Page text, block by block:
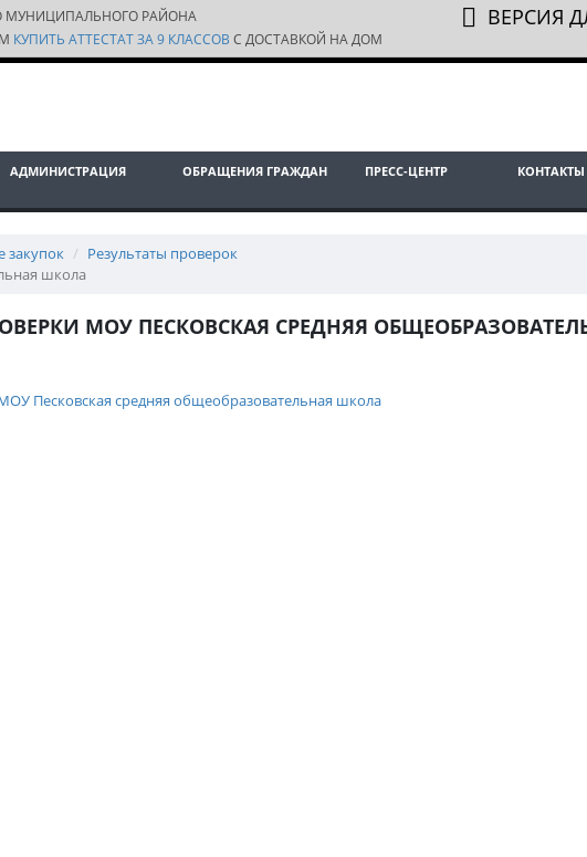
ВЕРСИЯ
РАЙОНА
КУПИТЬ АТТЕСТАТ ЗА 9 КЛАССОВ С ДОСТАВКОЙ НА ДОМ
АДМИНИСТРАЦИЯ ОБРАЩЕНИЯ ГРАЖДАН ПРЕСС-ЦЕНТР КОНТАКТЫ
закупок
Результаты проверок
школа
МОУ ПЕСКОВСКАЯ СРЕДНЯЯ
Песковская средняя общеобразовательная школа